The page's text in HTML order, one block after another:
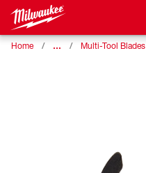
Home … Multi-Tool Blades